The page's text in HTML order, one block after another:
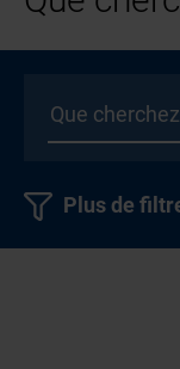
Plus de